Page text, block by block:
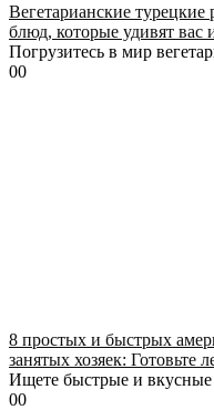
Вегетарианские
блюд, которые удивят вас
Погрузитесь в мир
00
8 простых и быстрых
занятых хозяек: Готовьте
Ищете быстрые и
00